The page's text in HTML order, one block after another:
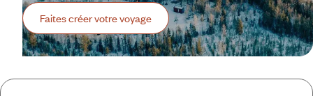
Faites créer votre voyage